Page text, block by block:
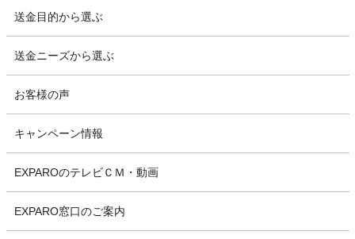
送金目的から選ぶ
送金ニーズから選ぶ
お客様の声
キャンペーン情報
EXPAROのテレビＣＭ・動画
EXPARO窓口のご案内